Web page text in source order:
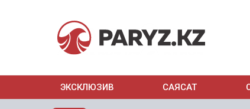
ЭКСКЛЮЗИВ САЯСАТ